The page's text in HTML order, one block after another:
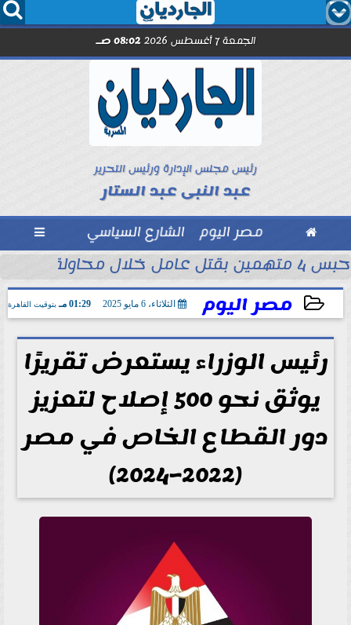
  
الجمعة 7 أغسطس 2026 08:02 صـ
رئيس مجلس الإدارة ورئيس التحرير
عبد النبى عبد الستار
 مصر اليوم الشارع السياسي 
..” محمد...حبس 4 متهمين بقتل عامل خلال محاولة سرقة دراجة نارية في المنوفية
مصر اليوم الثلاثاء، 6 مايو 2025 01:29 مـ بتوقيت القاهرة
2025-05-06 13:29:08
رئيس الوزراء يستعرض تقريرًا
يوثق نحو 500 إصلاح لتعزيز
دور القطاع الخاص في مصر
(2022–2024)